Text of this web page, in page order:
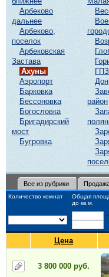
Арбеково
дальнее
Арбеково,
поселок
Арбековская
Застава
Ахуны
Аэропорт
Барковка
Бессоновка
Богословка
Бригадирский
мост
Бугровка
район
Все из рубрики
Количество комнат
Общая
до кв.м.
-
Цена
3 800 000 руб.